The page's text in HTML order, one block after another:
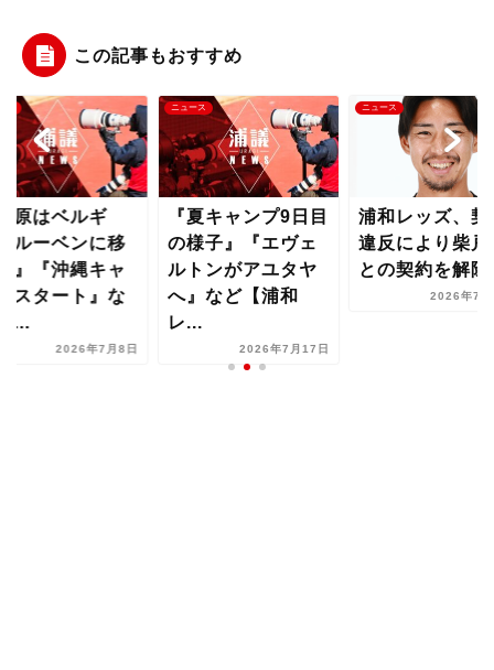
この記事もおすすめ
キャンプ9日目
子』『エヴェ
ンがアユタヤ
など【浦和
2026年7月17日
ニュース
浦和レッズ、契約
違反により柴戸海
との契約を解除
2026年7月11日
ニュース
『荻原はベルギ
ー・ルーベンに
籍か』『沖縄キ
ンプスタート』